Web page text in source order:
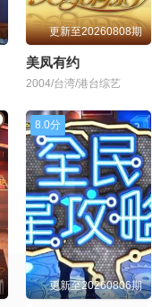
更新至20260808期
美凤有约
2004/台湾/港台综艺
8.0分
更新至20260806期